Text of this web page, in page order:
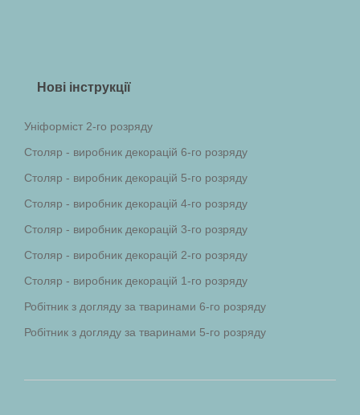
Нові інструкції
Уніформіст 2-го розряду
Столяр - виробник декорацій 6-го розряду
Столяр - виробник декорацій 5-го розряду
Столяр - виробник декорацій 4-го розряду
Столяр - виробник декорацій 3-го розряду
Столяр - виробник декорацій 2-го розряду
Столяр - виробник декорацій 1-го розряду
Робітник з догляду за тваринами 6-го розряду
Робітник з догляду за тваринами 5-го розряду